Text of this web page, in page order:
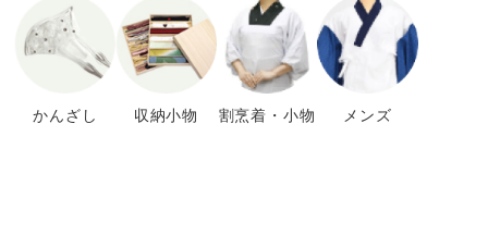
かんざし 収納小物 割烹着・小物 メンズ